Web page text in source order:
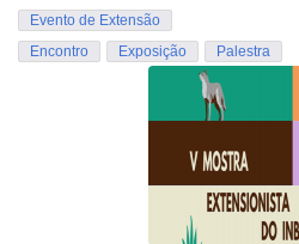
Evento de Extensão
Encontro
Exposição Palestra